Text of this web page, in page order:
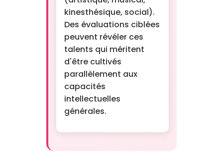
kinesthésique, social).
Des évaluations ciblées
peuvent révéler ces
talents qui méritent
d'être cultivés
parallèlement aux
capacités
intellectuelles
générales.